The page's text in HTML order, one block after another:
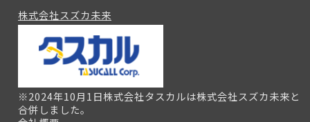
株式会社スズカ未来
※2024年10月1日株式会社タスカルは株式会社スズカ未来と
合併しました。